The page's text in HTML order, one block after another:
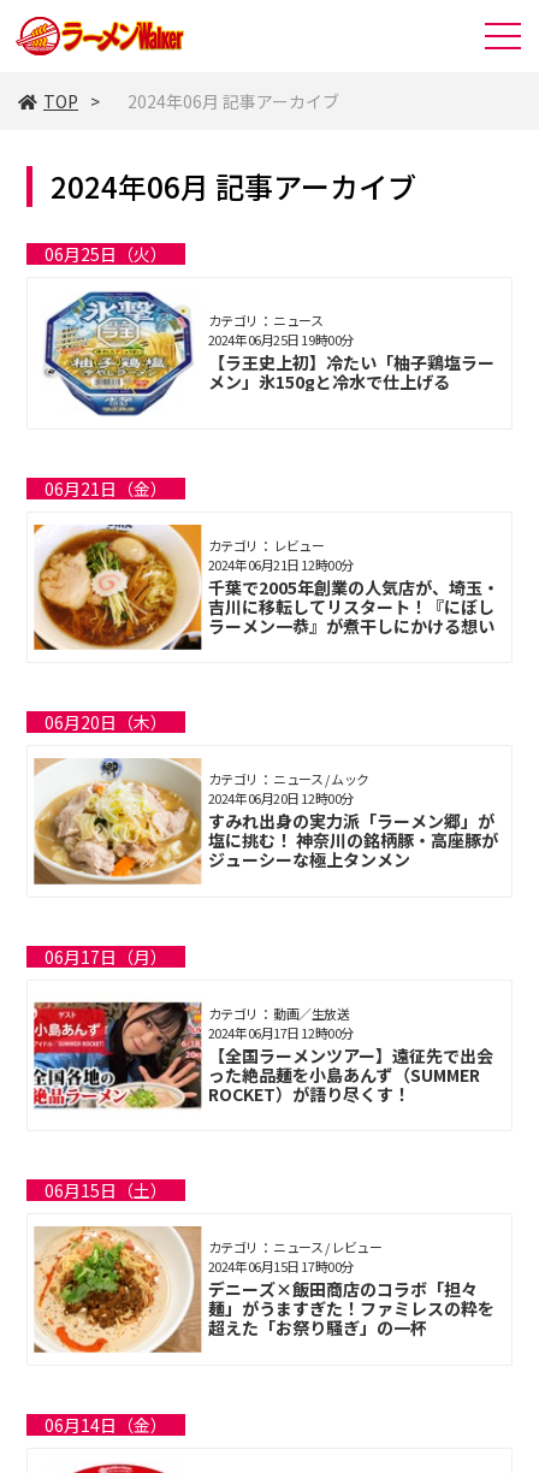
TOP 2024年06月 記事アーカイブ
2024年06月 記事アーカイブ
06月25日（火）
カテゴリ： ニュース
【ラ王史上初】冷たい「柚子鶏塩ラー
メン」氷150gと冷水で仕上げる
2024年06月25日 19時00分
06月21日（金）
カテゴリ： レビュー
千葉で2005年創業の人気店が、埼玉・
吉川に移転してリスタート！『にぼし
ラーメン一恭』が煮干しにかける想い
2024年06月21日 12時00分
06月20日（木）
カテゴリ： ニュース / ムック
すみれ出身の実力派「ラーメン郷」が
塩に挑む！ 神奈川の銘柄豚・高座豚が
ジューシーな極上タンメン
2024年06月20日 12時00分
06月17日（月）
カテゴリ： 動画／生放送
【全国ラーメンツアー】遠征先で出会
った絶品麺を小島あんず（SUMMER
ROCKET）が語り尽くす！
2024年06月17日 12時00分
06月15日（土）
カテゴリ： ニュース / レビュー
デニーズ×飯田商店のコラボ「担々
麺」がうますぎた！ファミレスの粋を
超えた「お祭り騒ぎ」の一杯
2024年06月15日 17時00分
06月14日（金）